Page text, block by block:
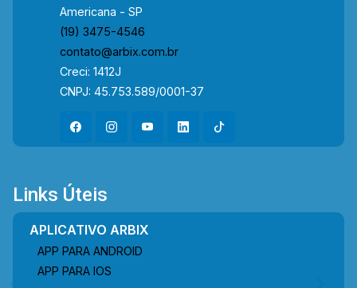
Americana - SP
(19) 3475-4546
contato@arbix.com.br
Creci: 1412J
CNPJ: 45.753.589/0001-37
Links Úteis
APLICATIVO ARBIX
APP PARA ANDROID
APP PARA IOS